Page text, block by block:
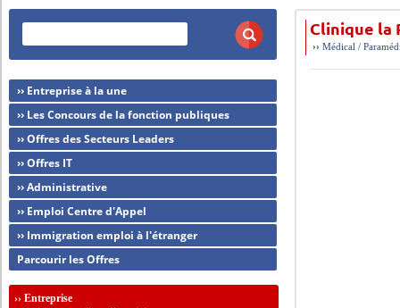
Clinique la
››Médical /
›› Entreprise à la une
›› Les Concours de la fonction publiques
›› Offres des Secteurs Leaders
›› Offres IT
›› Administrative
›› Emploi Centre d'Appel
›› Immigration emploi à l'étranger
Parcourir les Offres
››Entreprise